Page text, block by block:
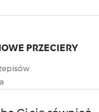
PRZECIERY